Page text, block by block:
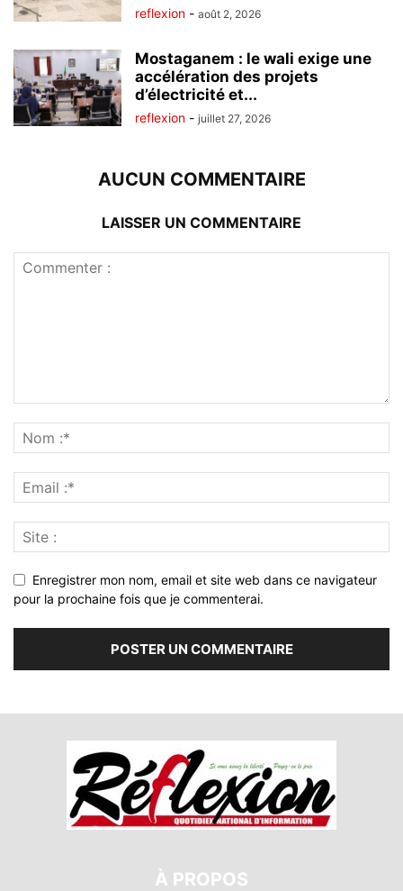
reflexion - août 2, 2026
Mostaganem : le wali exige une
accélération des projets
d’électricité et...
reflexion - juillet 27, 2026
AUCUN COMMENTAIRE
LAISSER UN COMMENTAIRE
Enregistrer mon nom, email et site web dans ce navigateur
pour la prochaine fois que je commenterai.
À PROPOS